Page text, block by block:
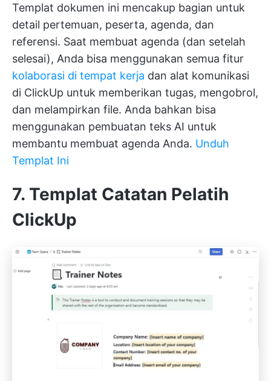
Templat dokumen ini mencakup bagian untuk
detail pertemuan, peserta, agenda, dan
referensi. Saat membuat agenda (dan setelah
selesai), Anda bisa menggunakan semua fitur
kolaborasi di tempat kerja dan alat komunikasi
di ClickUp untuk memberikan tugas, mengobrol,
dan melampirkan file. Anda bahkan bisa
menggunakan pembuatan teks AI untuk
membantu membuat agenda Anda. Unduh
Templat Ini
7. Templat Catatan Pelatih
ClickUp